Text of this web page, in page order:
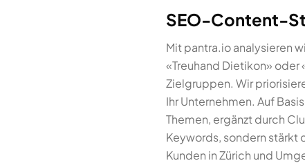
SEO-Content-
Mit pantra.io analysieren
«Treuhand Dietikon»
Zielgruppen. Wir
Ihr Unternehmen. Auf
Themen, ergänzt durch
Keywords, sondern stärkt
Kunden in Zürich und